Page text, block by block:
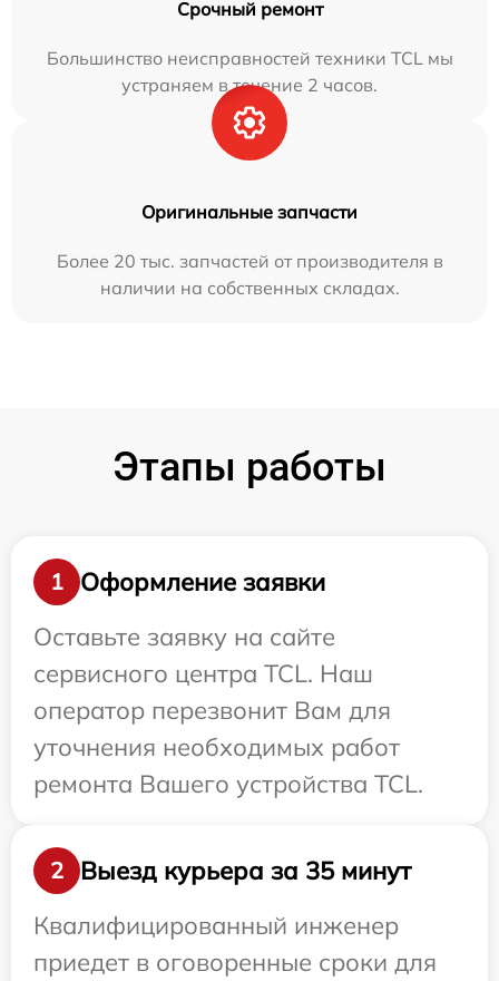
Срочный ремонт
Большинство неисправностей техники TCL мы
устраняем в течение 2 часов.
Оригинальные запчасти
Более 20 тыс. запчастей от производителя в
наличии на собственных складах.
Этапы работы
1
Оформление заявки
Оставьте заявку на сайте
сервисного центра TCL. Наш
оператор перезвонит Вам для
уточнения необходимых работ
ремонта Вашего устройства TCL.
2
Выезд курьера за 35 минут
Квалифицированный инженер
приедет в оговоренные сроки для